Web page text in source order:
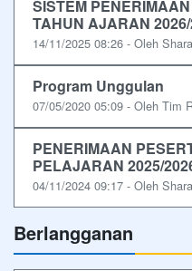
SISTEM
TAHUN AJARAN
14/11/2025 08:26 - Oleh
Program Unggulan
07/05/2020 05:09 - Oleh Tim
PENERIMAAN
PELAJARAN 2025/
04/11/2024 09:17 - Oleh
Berlangganan